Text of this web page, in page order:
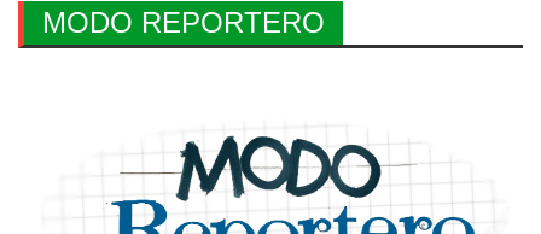
MODO REPORTERO